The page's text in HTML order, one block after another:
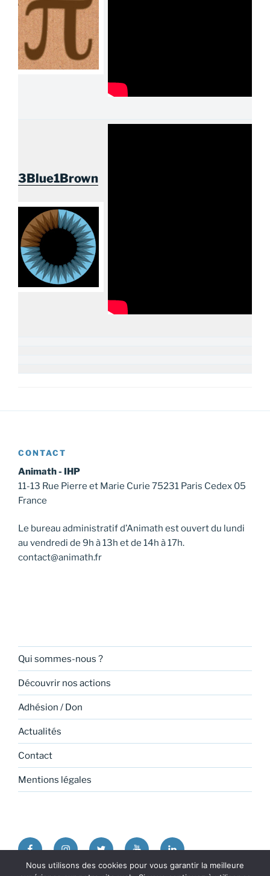
3Blue1Brown
CONTACT
Animath - IHP
11-13 Rue Pierre et Marie Curie 75231 Paris Cedex 05
France
Le bureau administratif d’Animath est ouvert du lundi
au vendredi de 9h à 13h et de 14h à 17h.
contact@animath.fr
Qui sommes-nous ?
Découvrir nos actions
Adhésion / Don
Actualités
Contact
Mentions légales
FacebookInstagramTwitter YoutubeLinkedin
Nous utilisons des cookies pour vous garantir la meilleure